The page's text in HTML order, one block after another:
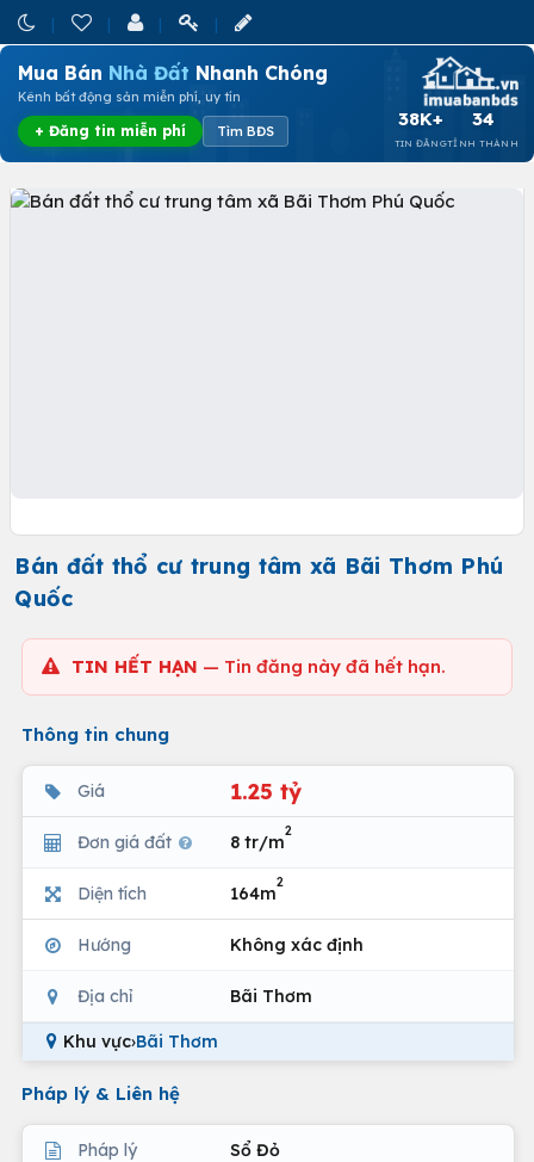
Mua Bán Nhà Đất Nhanh Chóng
Kênh bất động sản miễn phí, uy tín
+ Đăng tin miễn phí Tìm BĐS
38K+
TIN ĐĂNG
34
TỈNH THÀNH
Bán đất thổ cư trung tâm xã Bãi Thơm Phú
Quốc
TIN HẾT HẠN — Tin đăng này đã hết hạn.
Thông tin chung
Giá 1.25 tỷ
Đơn giá đất 8 tr/m
2
Diện tích 164m
2
Hướng Không xác định
Địa chỉ Bãi Thơm
Khu vực›Bãi Thơm
Pháp lý & Liên hệ
Pháp lý Sổ Đỏ